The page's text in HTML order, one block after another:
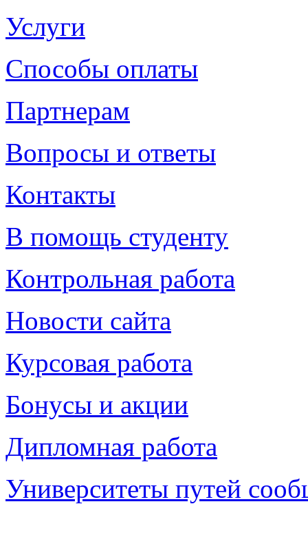
Услуги
Способы оплаты
Партнерам
Вопросы и ответы
Контакты
В помощь студенту
Контрольная работа
Новости сайта
Курсовая работа
Бонусы и акции
Дипломная работа
Университеты путей